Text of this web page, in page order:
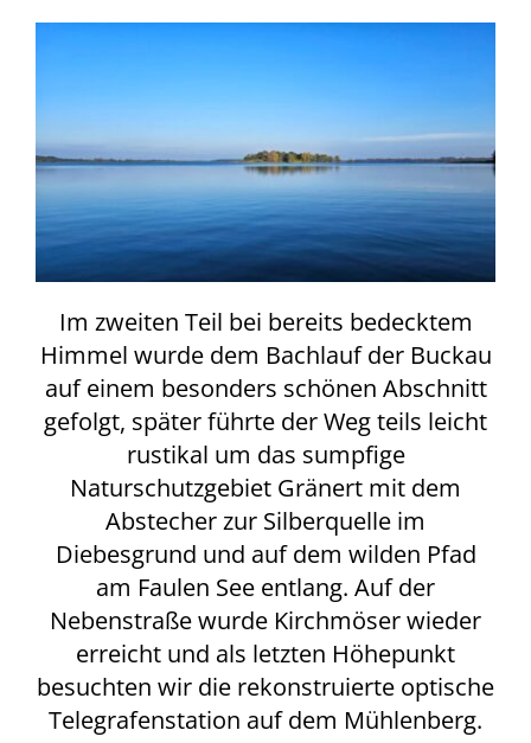
Im zweiten Teil bei bereits bedecktem
Himmel wurde dem Bachlauf der Buckau
auf einem besonders schönen Abschnitt
gefolgt, später führte der Weg teils leicht
rustikal um das sumpfige
Naturschutzgebiet Gränert mit dem
Abstecher zur Silberquelle im
Diebesgrund und auf dem wilden Pfad
am Faulen See entlang. Auf der
Nebenstraße wurde Kirchmöser wieder
erreicht und als letzten Höhepunkt
besuchten wir die rekonstruierte optische
Telegrafenstation auf dem Mühlenberg.